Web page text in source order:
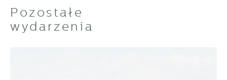
Pozostałe
wydarzenia